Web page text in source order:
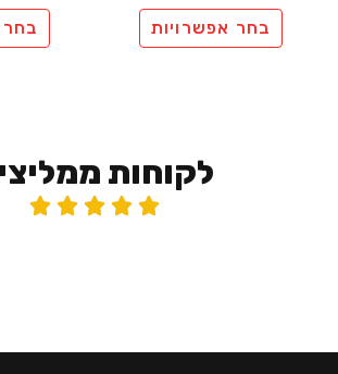
בחר אפשרויות בחר
לקוחות




